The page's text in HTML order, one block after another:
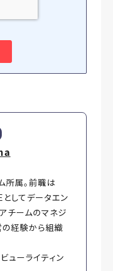
属。前職は
してデータエン
チームのマネジ
の経験から組織
ューライティン